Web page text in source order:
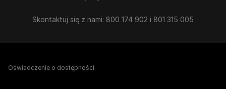
Skontaktuj się z nami: 800 174 902 i 801 315 005
Oświadczenie o dostępności